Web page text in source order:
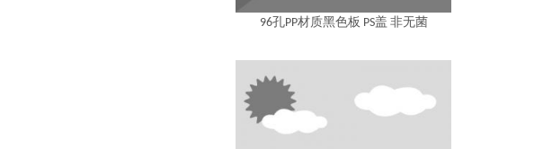
96孔PP材质黑色板 PS盖 非无菌